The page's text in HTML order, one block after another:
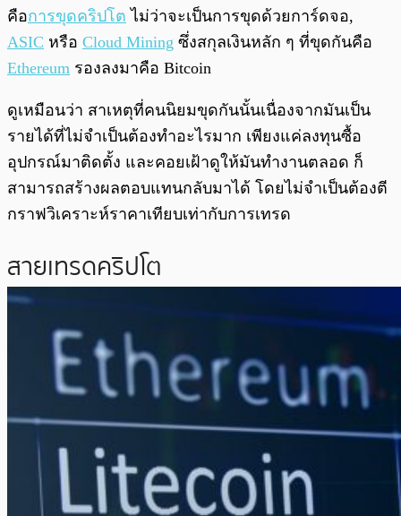
คือการขุดคริปโต ไม่ว่าจะเป็นการขุดด้วยการ์ดจอ,
ASIC หรือ Cloud Mining ซึ่งสกุลเงินหลัก ๆ ที่ขุดกันคือ
Ethereum รองลงมาคือ Bitcoin
ดูเหมือนว่า สาเหตุที่คนนิยมขุดกันนั้นเนื่องจากมันเป็น
รายได้ที่ไม่จำเป็นต้องทำอะไรมาก เพียงแค่ลงทุนซื้อ
อุปกรณ์มาติดตั้ง และคอยเฝ้าดูให้มันทำงานตลอด ก็
สามารถสร้างผลตอบแทนกลับมาได้ โดยไม่จำเป็นต้องตี
กราฟวิเคราะห์ราคาเทียบเท่ากับการเทรด
สายเทรดคริปโต